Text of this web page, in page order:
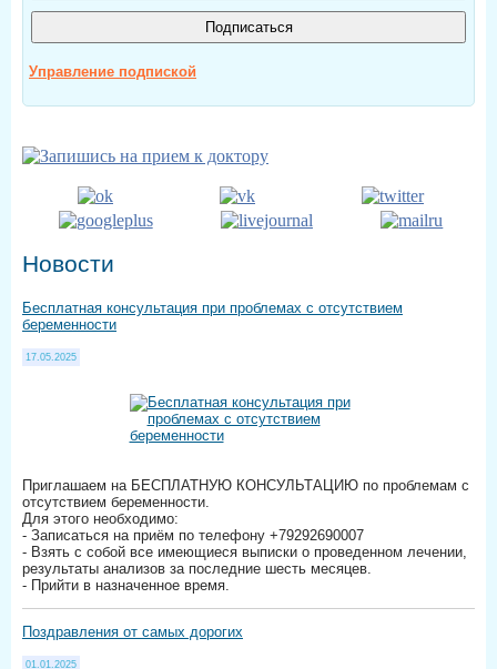
Управление подпиской
Новости
Бесплатная консультация при проблемах с отсутствием
беременности
17.05.2025
Приглашаем на БЕСПЛАТНУЮ КОНСУЛЬТАЦИЮ по проблемам с
отсутствием беременности.
Для этого необходимо:
- Записаться на приём по телефону +79292690007
- Взять с собой все имеющиеся выписки о проведенном лечении,
результаты анализов за последние шесть месяцев.
- Прийти в назначенное время.
Поздравления от самых дорогих
01.01.2025